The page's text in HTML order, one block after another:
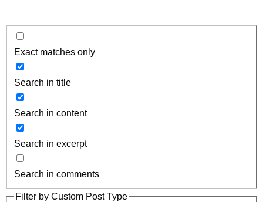
Exact matches only
Search in title
Search in content
Search in excerpt
Search in comments
Filter by Custom Post Type